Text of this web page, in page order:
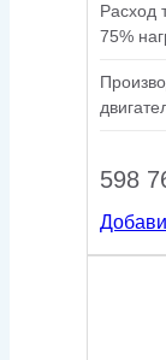
Расход
75%
598